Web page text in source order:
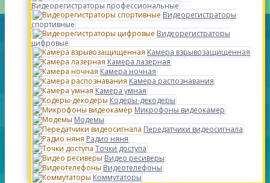
Видеорегистраторы профессиональные
Видеорегистраторы
спортивные
Видеорегистраторы
цифровые
Камера взрывозащищенная
Камера лазерная
Камера ночная
Камера распознавания
Камера умная
Кодеры-декодеры
Микрофоны видеокамер
Модемы
Передатчики видеосигнала
Радио няня
Точки доступа
Видео ресиверы
Видеотелефоны
Коммутаторы